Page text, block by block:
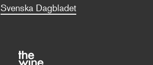
Svenska Dagbladet